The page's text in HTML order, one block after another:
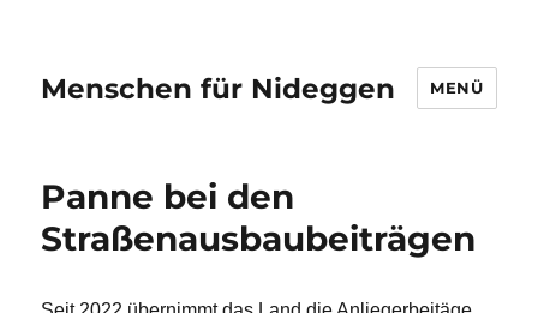
Menschen für Nideggen MENÜ
Panne bei den
Straßenausbaubeiträgen